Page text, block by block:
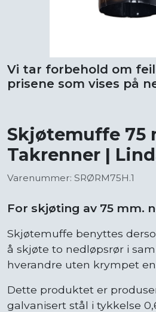
Vi tar forbehold om
prisene som vises på
Skjøtemuffe 75
Takrenner |
Varenummer: SRØRM75H.1
For skjøting av 75 mm.
Skjøtemuffe benyttes
å skjøte to nedløpsrør i
hverandre uten krympet
Dette produktet er
galvanisert stål i tykkelse